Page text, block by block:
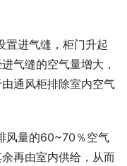
置进气缝，柜门升起
气缝的空气量增大，
通风柜排除室内空气
风量的60~70％空气
再由室内供给，从而